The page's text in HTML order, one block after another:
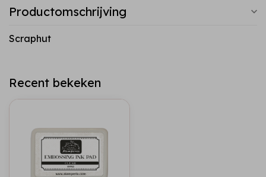
Productomschrijving
Scraphut
Recent bekeken